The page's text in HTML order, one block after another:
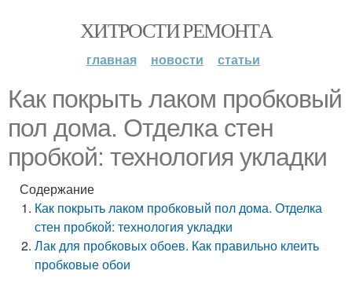
ХИТРОСТИ РЕМОНТА
главная новости статьи
Как покрыть лаком пробковый
пол дома. Отделка стен
пробкой: технология укладки
Содержание
Как покрыть лаком пробковый пол дома. Отделка
стен пробкой: технология укладки
Лак для пробковых обоев. Как правильно клеить
пробковые обои